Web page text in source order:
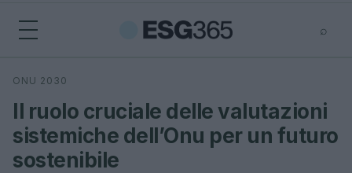
⌕
Cerca
ONU 2030
Il ruolo cruciale delle valutazioni
sistemiche dell’Onu per un futuro
sostenibile